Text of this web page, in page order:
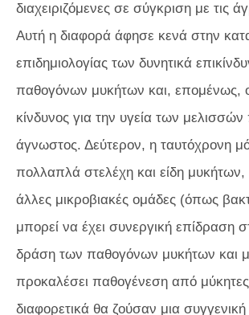
διαχειριζόμενες σε σύγκριση με τις
Αυτή η διαφορά άφησε κενά στην
επιδημιολογίας των δυνητικά
παθογόνων μυκήτων και, επομένως,
κίνδυνος για την υγεία των μελισσών
άγνωστος. Δεύτερον, η ταυτόχρονη
πολλαπλά στελέχη και είδη μυκήτων,
άλλες μικροβιακές ομάδες (όπως
μπορεί να έχει συνεργική επίδραση
δράση των παθογόνων μυκήτων και
προκαλέσει παθογένεση από
διαφορετικά θα ζούσαν μια